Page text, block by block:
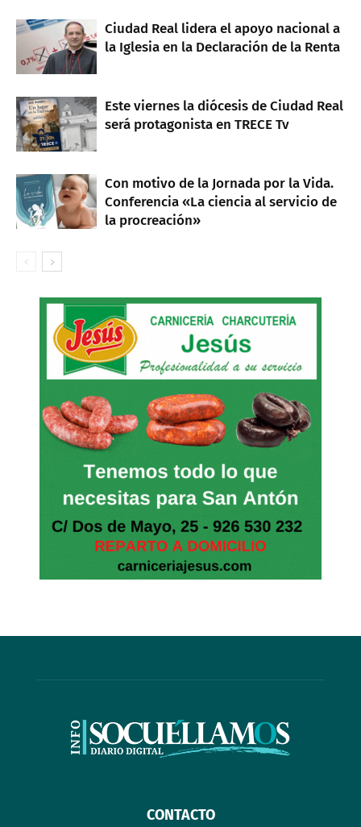
Ciudad Real lidera el apoyo nacional a
la Iglesia en la Declaración de la Renta
Este viernes la diócesis de Ciudad Real
será protagonista en TRECE Tv
Con motivo de la Jornada por la Vida.
Conferencia «La ciencia al servicio de
la procreación»
CONTACTO